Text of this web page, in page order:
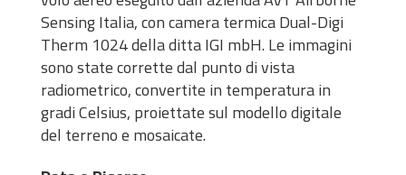
Sensing Italia, con camera termica Dual-Digi
Therm 1024 della ditta IGI mbH. Le immagini
sono state corrette dal punto di vista
radiometrico, convertite in temperatura in
gradi Celsius, proiettate sul modello digitale
del terreno e mosaicate.